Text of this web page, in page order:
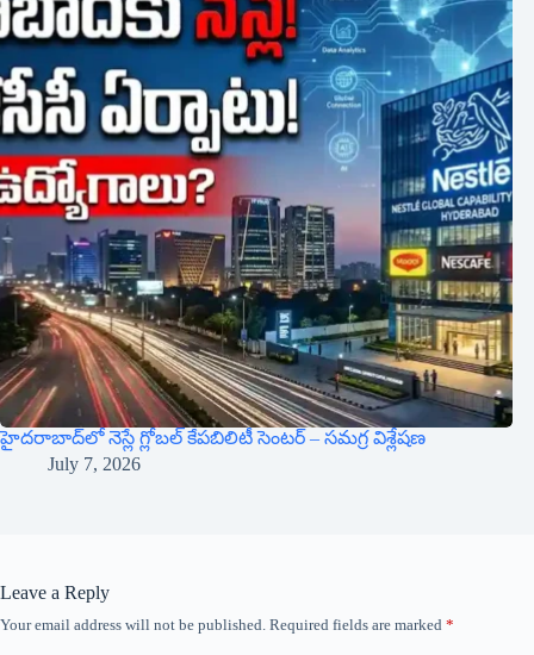
హైదరాబాద్‌లో నెస్లే గ్లోబల్ కేపబిలిటీ సెంటర్ – సమగ్ర విశ్లేషణ
July 7, 2026
Leave a Reply
Your email address will not be published. Required fields are marked *